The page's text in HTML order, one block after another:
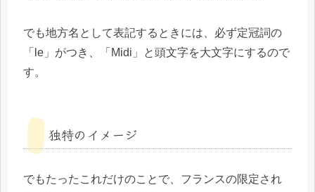
でも地方名として表記するときには、必ず定冠詞の
「le」がつき、「Midi」と頭文字を大文字にするので
す。
独特のイメージ
でもたったこれだけのことで、フランスの限定され